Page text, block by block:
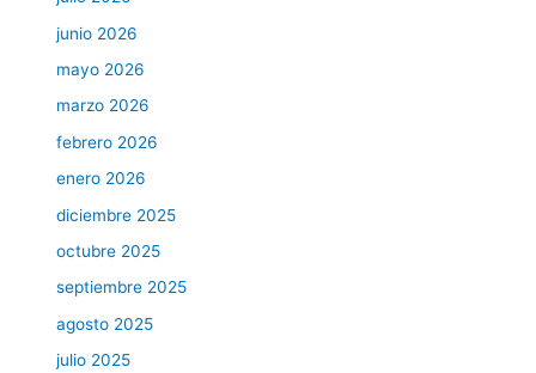
junio 2026
mayo 2026
marzo 2026
febrero 2026
enero 2026
diciembre 2025
octubre 2025
septiembre 2025
agosto 2025
julio 2025